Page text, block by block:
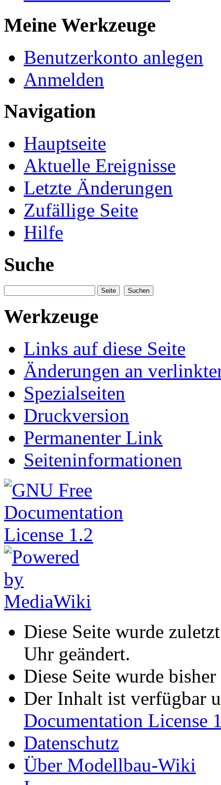
Meine Werkzeuge
Benutzerkonto anlegen
Anmelden
Navigation
Hauptseite
Aktuelle Ereignisse
Letzte Änderungen
Zufällige Seite
Hilfe
Suche
Werkzeuge
Links auf diese Seite
Änderungen an
Spezialseiten
Druckversion
Permanenter Link
Seiteninformationen
Diese Seite wurde
Uhr geändert.
Diese Seite wurde
Der Inhalt ist verfügbar
Documentation License
Datenschutz
Über Modellbau-Wiki